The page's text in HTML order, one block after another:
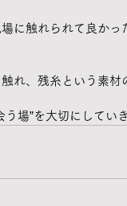
に触れられて良か
れ、残糸という素
場”を大切にしてい